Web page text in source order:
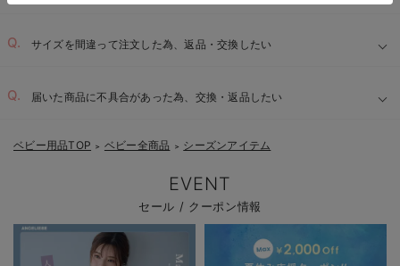
サイズを間違って注文した為、返品・交換したい
届いた商品に不具合があった為、交換・返品したい
ベビー用品TOP ＞ ベビー全商品 ＞ シーズンアイテム
EVENT
セール / クーポン情報